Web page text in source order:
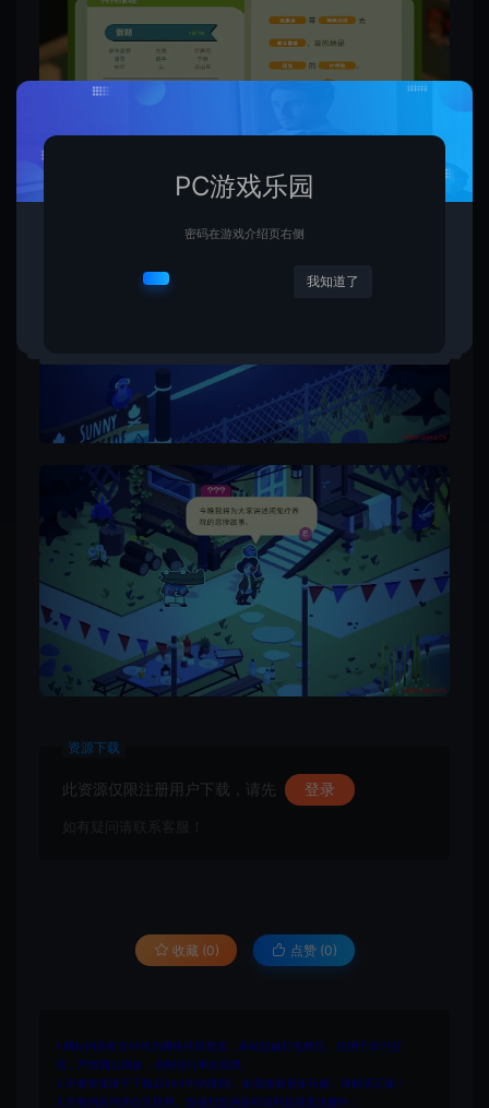
资源下载
此资源仅限注册用户下载，请先 登录
如有疑问请联系客服！
收藏 (0) 点赞 (0)
1.网站内所有文件均为网络共享资源，本站仅做打包整理。仅用于学习交
流，严禁商业用途，否则自行承担后果。
2.所有资源请于下载后24小时内删除。如需体验更多乐趣，请购买正版！
3.所有内容均来自互联网。如侵犯您的版权或利益请发送邮件：
PC游戏乐园
密码在游戏介绍页右侧
我知道了